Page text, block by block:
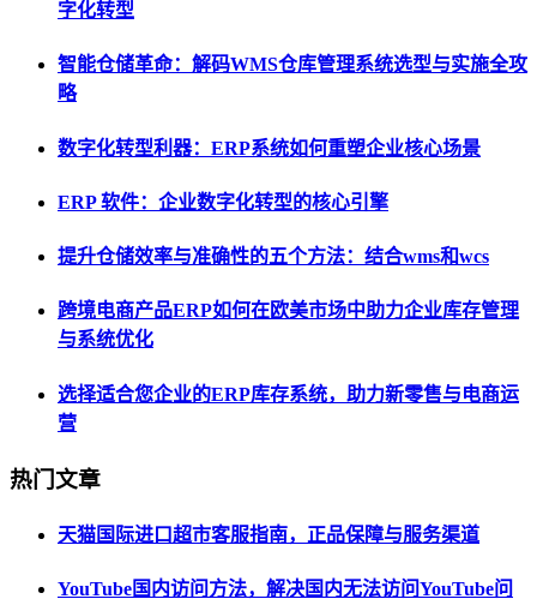
字化转型
智能仓储革命：解码WMS仓库管理系统选型与实施全攻
略
数字化转型利器：ERP系统如何重塑企业核心场景
ERP 软件：企业数字化转型的核心引擎
提升仓储效率与准确性的五个方法：结合wms和wcs
跨境电商产品ERP如何在欧美市场中助力企业库存管理
与系统优化
选择适合您企业的ERP库存系统，助力新零售与电商运
营
热门文章
天猫国际进口超市客服指南，正品保障与服务渠道
YouTube国内访问方法，解决国内无法访问YouTube问